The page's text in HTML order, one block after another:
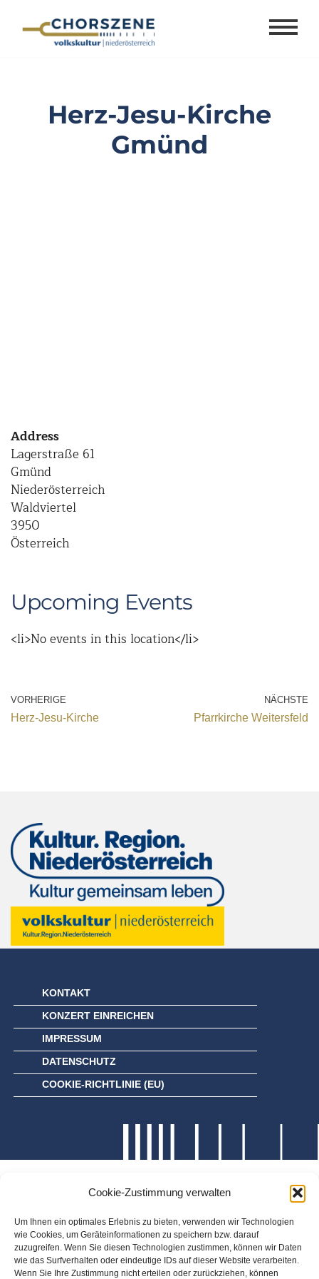
Cookie-Zustimmung verwalten
Um Ihnen ein optimales Erlebnis zu bieten, verwenden wir Technologien
wie Cookies, um Geräteinformationen zu speichern bzw. darauf
zuzugreifen. Wenn Sie diesen Technologien zustimmen, können wir Daten
wie das Surfverhalten oder eindeutige IDs auf dieser Website verarbeiten.
Wenn Sie Ihre Zustimmung nicht erteilen oder zurückziehen, können
Herz-Jesu-Kirche
Gmünd
Address
Lagerstraße 61
Gmünd
Niederösterreich
Waldviertel
3950
Österreich
Upcoming Events
<li>No events in this location</li>
VORHERIGE
Herz-Jesu-Kirche
NÄCHSTE
Pfarrkirche Weitersfeld
KONTAKT
KONZERT EINREICHEN
IMPRESSUM
DATENSCHUTZ
COOKIE-RICHTLINIE (EU)